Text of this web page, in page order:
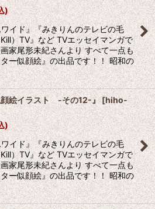
)
イド』『みきりんのテレビの毛
）TV』など TVエッセイマンガで
家尾形未紀さんより すべて一点も
ー似顔絵』の出品です！！ 昭和の
顔絵イラスト -その12-』 [hiho-
)
イド』『みきりんのテレビの毛
）TV』など TVエッセイマンガで
家尾形未紀さんより すべて一点も
ー似顔絵』の出品です！！ 昭和の